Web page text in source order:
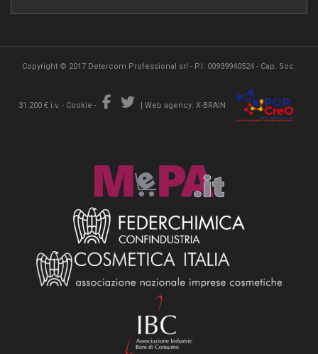
Copyright © 2017 Detercom Professional srl - P.I. 00939940524 - Cap. Soc.
31.200 € i.v. - Cookie - | Web agency: X-BRAIN